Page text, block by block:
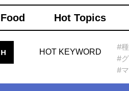
Hot Topics
HOT KEYWORD
#
#
#